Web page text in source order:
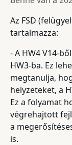
Az FSD
tartalmazza:
- A HW4 V14-
HW3-ba. Ez
megtanulja,
helyzeteket, a
Ez a folyamat
végrehajtott
a
is.